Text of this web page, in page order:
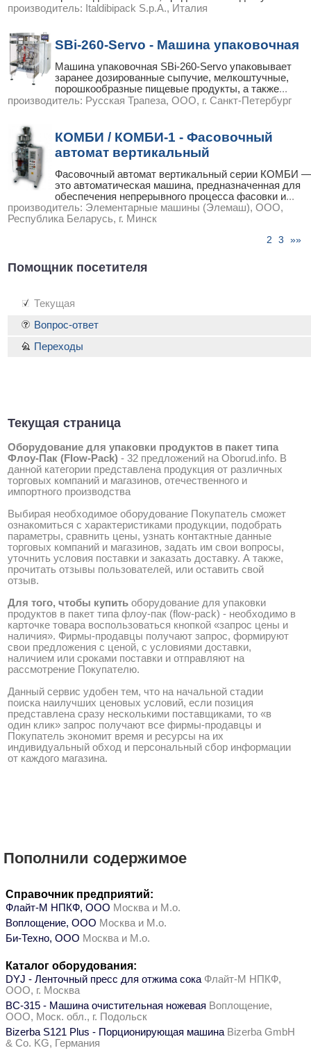
производитель: Italdibipack S.p.A., Италия
SBi-260-Servo - Машина упаковочная
Машина упаковочная SBi-260-Servo упаковывает
заранее дозированные сыпучие, мелкоштучные,
порошкообразные пищевые продукты, а также...
производитель: Русская Трапеза, ООО, г. Санкт-Петербург
КОМБИ / КОМБИ-1 - Фасовочный
автомат вертикальный
Фасовочный автомат вертикальный серии КОМБИ —
это автоматическая машина, предназначенная для
обеспечения непрерывного процесса фасовки и...
производитель: Элементарные машины (Элемаш), ООО,
Республика Беларусь, г. Минск
2 |3 |»»
Помощник посетителя
Текущая
Текущая страница
Оборудование для упаковки продуктов в пакет типа
Флоу-Пак (Flow-Pack) - 32 предложений на Oborud.info. В
данной категории представлена продукция от различных
торговых компаний и магазинов, отечественного и
импортного производства
Выбирая необходимое оборудование Покупатель сможет
ознакомиться с характеристиками продукции, подобрать
параметры, сравнить цены, узнать контактные данные
торговых компаний и магазинов, задать им свои вопросы,
уточнить условия поставки и заказать доставку. А также,
прочитать отзывы пользователей, или оставить свой
отзыв.
Для того, чтобы купить оборудование для упаковки
продуктов в пакет типа флоу-пак (flow-pack) - необходимо в
карточке товара воспользоваться кнопкой «запрос цены и
наличия». Фирмы-продавцы получают запрос, формируют
свои предложения с ценой, с условиями доставки,
наличием или сроками поставки и отправляют на
рассмотрение Покупателю.
Данный сервис удобен тем, что на начальной стадии
поиска наилучших ценовых условий, если позиция
представлена сразу несколькими поставщиками, то «в
один клик» запрос получают все фирмы-продавцы и
Покупатель экономит время и ресурсы на их
индивидуальный обход и персональный сбор информации
от каждого магазина.
Вопрос-ответ
Переходы
Пополнили содержимое
Справочник предприятий:
Флайт-М НПКФ, ООО Москва и М.о.
Воплощение, ООО Москва и М.о.
Би-Техно, ООО Москва и М.о.
Каталог оборудования:
DYJ - Ленточный пресс для отжима сока Флайт-М НПКФ,
ООО, г. Москва
ВС-315 - Машина очистительная ножевая Воплощение,
ООО, Моск. обл., г. Подольск
Bizerba S121 Plus - Порционирующая машина Bizerba GmbH
& Co. KG, Германия